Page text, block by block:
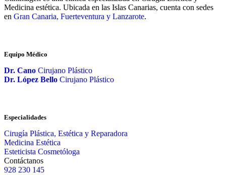
Medicina estética. Ubicada en las Islas Canarias, cuenta con sedes
en Gran Canaria, Fuerteventura y Lanzarote.
Equipo Médico
Dr. Cano Cirujano Plástico
Dr. López Bello Cirujano Plástico
Especialidades
Cirugía Plástica, Estética y Reparadora
Medicina Estética
Esteticista Cosmetóloga
Contáctanos
928 230 145